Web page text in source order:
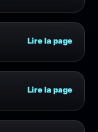
Lire la page
Lire la page